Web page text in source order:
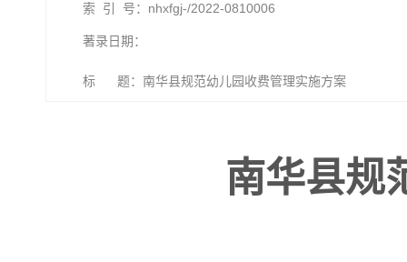
索 引 号：nhxfgj-/2022-0810006
著录日期：
标 题：南华县规范幼儿园收费管理实施方案
南华县规